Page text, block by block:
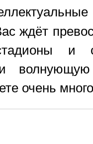
ждёт
и
и
очень